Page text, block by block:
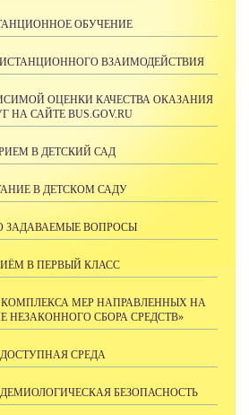
ОБУЧЕНИЕ
ВЗАИМОДЕЙСТВИЯ
ОЦЕНКИ КАЧЕСТВА ОКАЗАНИЯ
НА САЙТE BUS.GOV.RU
В ДЕТСКИЙ САД
В ДЕТСКОМ САДУ
ЗАДАВАЕМЫЕ ВОПРОСЫ
В ПЕРВЫЙ КЛАСС
МЕР НАПРАВЛЕННЫХ НА
НЕЗАКОННОГО СБОРА СРЕДСТВ»
ДОСТУПНАЯ СРЕДА
БЕЗОПАСНОСТЬ